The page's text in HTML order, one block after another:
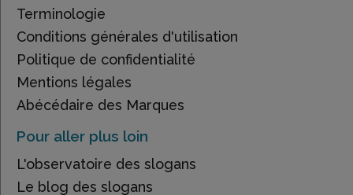
Terminologie
Conditions générales d'utilisation
Politique de confidentialité
Mentions légales
Abécédaire des Marques
Pour aller plus loin
L'observatoire des slogans
Le blog des slogans